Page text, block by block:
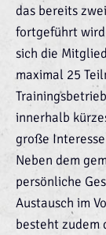
das bereits
fortgeführt
sich die
maximal 25
innerhalb
große
Neben dem
persönliche
Austausch im
besteht zudem